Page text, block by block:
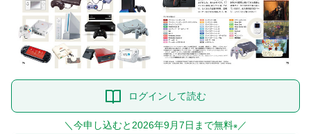
ログインして読む
＼今申し込むと2026年9月7日まで無料※ ／